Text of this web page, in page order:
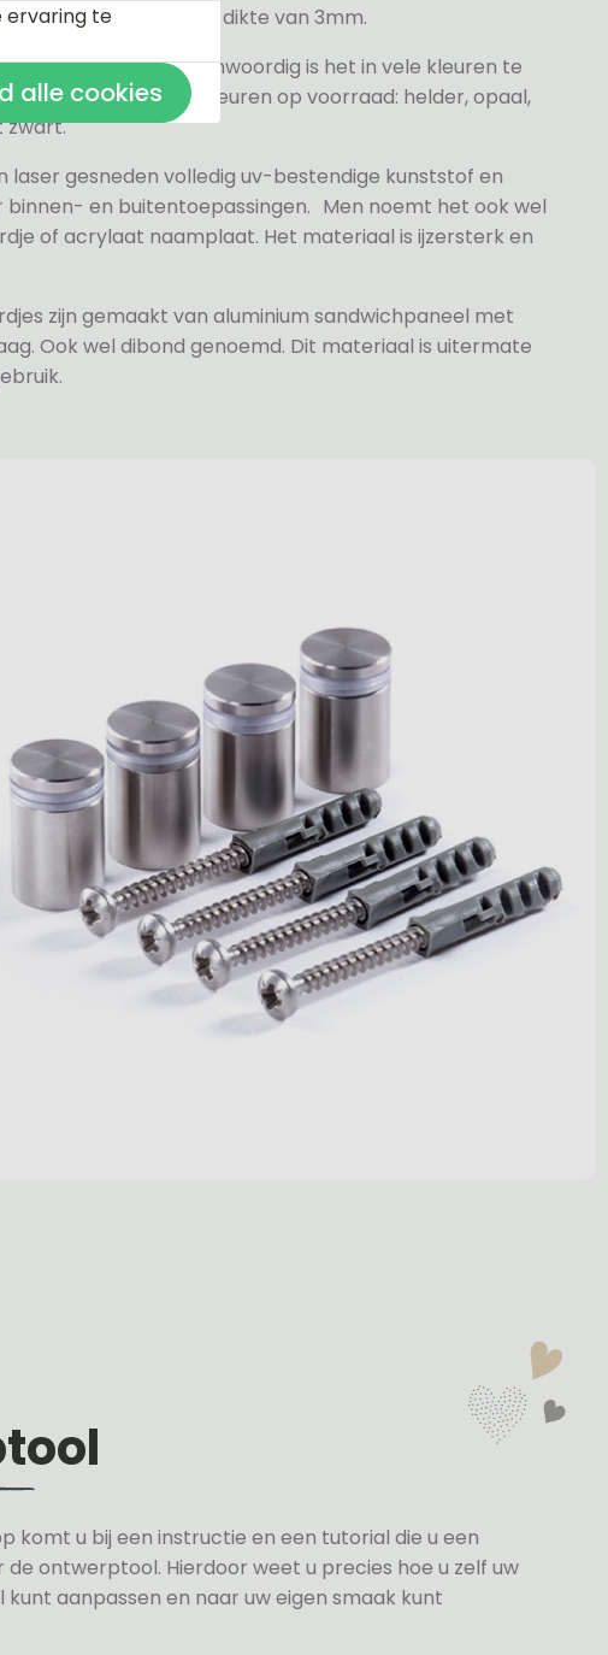
leveren hebben een dikte van 3mm.
helder maar tegenwoordig is het in vele kleuren te
wij de volgende kleuren op voorraad: helder, opaal,
zwart.
laser gesneden volledig uv-bestendige kunststof en
en buitentoepassingen. Men noemt het ook wel
of acrylaat naamplaat. Het materiaal is ijzersterk en
zijn gemaakt van aluminium sandwichpaneel met
Ook wel dibond genoemd. Dit materiaal is uitermate
komt u bij een instructie en een tutorial die u een
ontwerptool. Hierdoor weet u precies hoe u zelf uw
aanpassen en naar uw eigen smaak kunt
ervaring te
alle cookies